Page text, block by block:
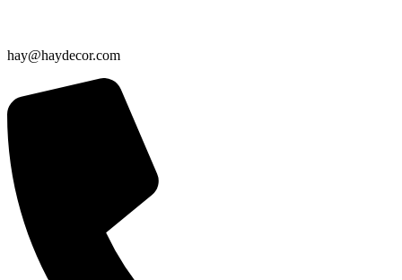
hay@haydecor.com